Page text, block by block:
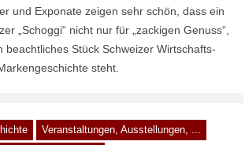
und Exponate zeigen sehr schön, dass ein
„Schoggi“ nicht nur für „zackigen Genuss“,
beachtliches Stück Schweizer Wirtschafts-
steht.
Veranstaltungen, Ausstellungen, ...